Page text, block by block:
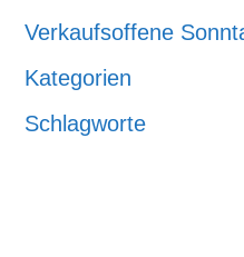
Verkaufsoffene
Kategorien
Schlagworte